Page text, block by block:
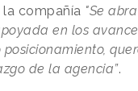
la compañía "Se
en los
de la agencia”.